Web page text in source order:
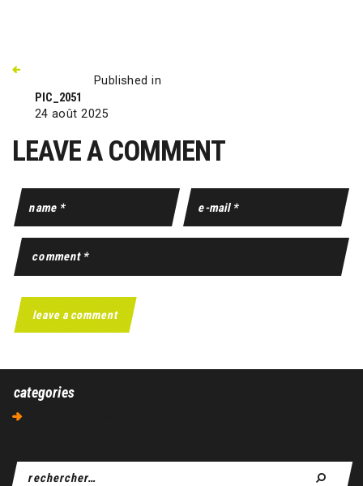
Published in
PIC_2051
24 août 2025
LEAVE A COMMENT
categories